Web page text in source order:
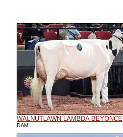
WALNUTLAWN LAMBDA BEYONCE
DAM